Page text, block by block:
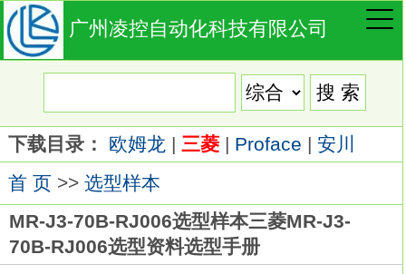
广州凌控自动化科技有限公司
下载目录： 欧姆龙 | 三菱| Proface | 安川
首 页>> 选型样本
MR-J3-70B-RJ006选型样本三菱MR-J3-
70B-RJ006选型资料选型手册